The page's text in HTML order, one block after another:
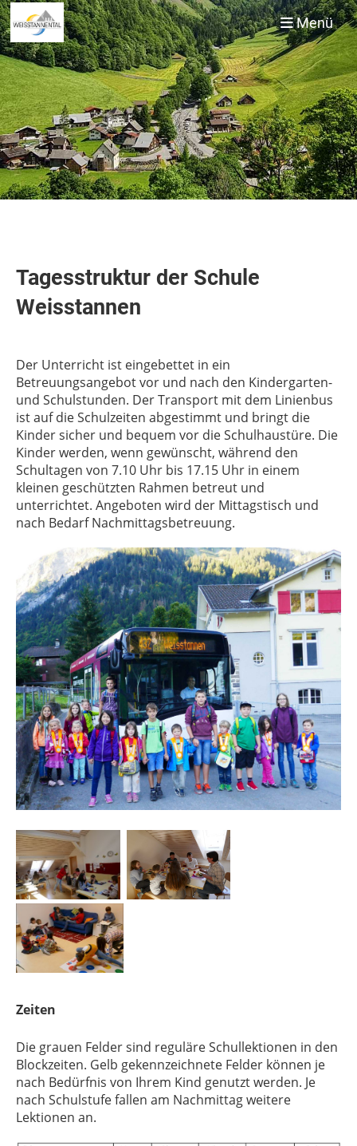
Menü
Tagesstruktur der Schule
Weisstannen
Der Unterricht ist eingebettet in ein
Betreuungsangebot vor und nach den Kindergarten-
und Schulstunden. Der Transport mit dem Linienbus
ist auf die Schulzeiten abgestimmt und bringt die
Kinder sicher und bequem vor die Schulhaustüre. Die
Kinder werden, wenn gewünscht, während den
Schultagen von 7.10 Uhr bis 17.15 Uhr in einem
kleinen geschützten Rahmen betreut und
unterrichtet. Angeboten wird der Mittagstisch und
nach Bedarf Nachmittagsbetreuung.
Zeiten
Die grauen Felder sind reguläre Schullektionen in den
Blockzeiten. Gelb gekennzeichnete Felder können je
nach Bedürfnis von Ihrem Kind genutzt werden. Je
nach Schulstufe fallen am Nachmittag weitere
Lektionen an.